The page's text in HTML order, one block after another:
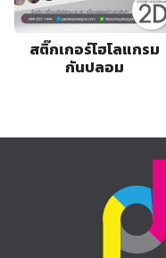
สติ๊กเกอร์โฮโลแกรม
กันปลอม